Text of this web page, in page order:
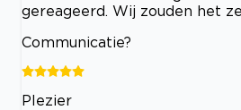
gereageerd. Wij zouden het
Communicatie?
Plezier